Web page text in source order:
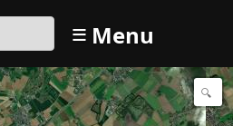
≡ Menu